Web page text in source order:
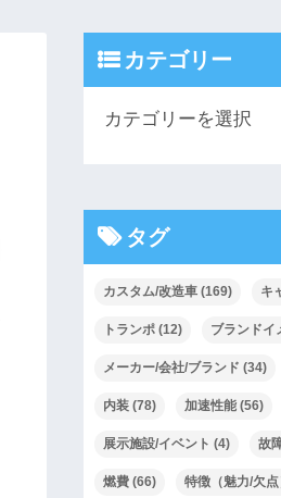
カテゴリー
タグ
カスタム/改造車 (169) キ
トランポ (12) ブランドイ
メーカー/会社/ブランド (34)
内装 (78) 加速性能 (56)
展示施設/イベント (4) 故
燃費 (66) 特徴（魅力/欠点